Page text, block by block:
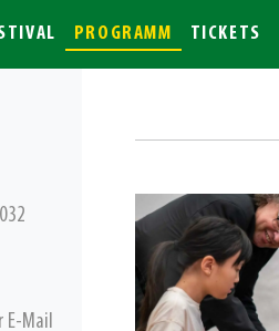
PROGRAMM TICKETS
E-Mail